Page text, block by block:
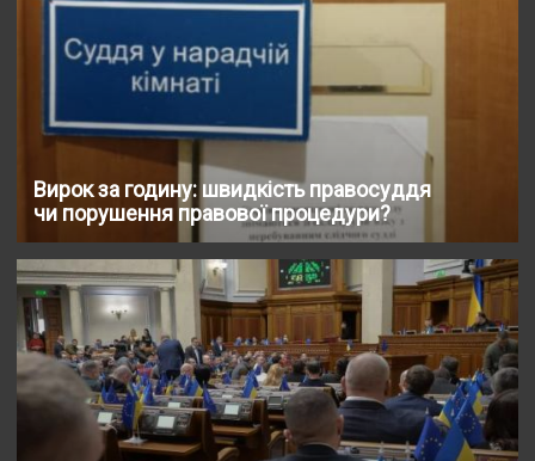
Вирок за годину: швидкість правосуддя
чи порушення правової процедури?